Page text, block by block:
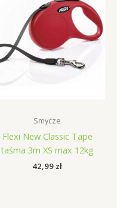
Smycze
Flexi New Classic Tape
taśma 3m XS max 12kg
42,99 zł